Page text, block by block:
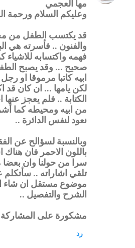
مها العجمي
وعليكم السلام ورحمة
قد يكتسب الطفل من
والفنون .. فأسرته هي
فهمه واكتسابه للاشياء
صحيح ... وقد يصبح
ابيه كاتبا مرموقا او
لكن يامها ... ان كان قد
الكتابة .. فلم يعجز عنها
من ابيه ومحيطه كما
نعود لنفس الدائرة ..
وبالنسبة لسؤالح عن
باللون الاحمر فان
سرا من حولنا وان بعضا
تلقي اشاراته ..
موضوع مستقل ان شاء
الشرح والتفصيل ..
مشكورة على المشاركة
رد